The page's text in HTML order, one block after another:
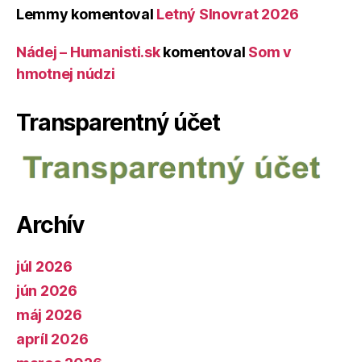
Lemmy komentoval Letný Slnovrat 2026
Nádej – Humanisti.skkomentoval Som v
hmotnej núdzi
Transparentný účet
Archív
júl 2026
jún 2026
máj 2026
apríl 2026